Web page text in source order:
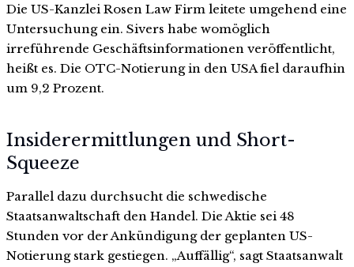
Die US-Kanzlei Rosen Law Firm leitete umgehend eine
Untersuchung ein. Sivers habe womöglich
irreführende Geschäftsinformationen veröffentlicht,
heißt es. Die OTC-Notierung in den USA fiel daraufhin
um 9,2 Prozent.
Insiderermittlungen und Short-
Squeeze
Parallel dazu durchsucht die schwedische
Staatsanwaltschaft den Handel. Die Aktie sei 48
Stunden vor der Ankündigung der geplanten US-
Notierung stark gestiegen. „Auffällig“, sagt Staatsanwalt